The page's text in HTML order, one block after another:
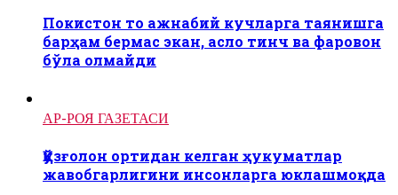
Покистон то ажнабий кучларга таянишга
барҳам бермас экан, асло тинч ва фаровон
бўла олмайди
АР-РОЯ ГАЗЕТАСИ
Қўзғолон ортидан келган ҳукуматлар
жавобгарлигини инсонларга юклашмоқда